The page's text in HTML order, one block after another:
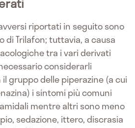
riportati in seguito sono
di Trilafon; tuttavia, a causa
tra i vari derivati
considerarli
gruppo delle piperazine (a cui
i sintomi più comuni
mentre altri sono meno
sedazione, ittero, discrasia